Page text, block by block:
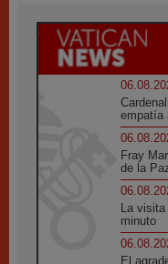
empatía
Fray
de la
La
minuto
El